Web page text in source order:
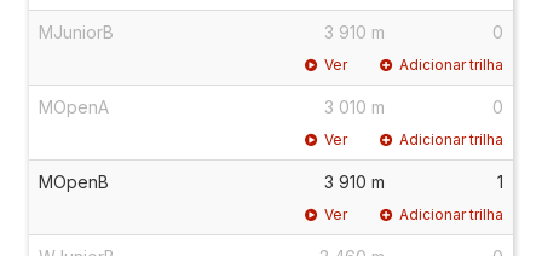
MJuniorB 3 910 m 0
Ver Adicionar trilha
MOpenA 3 010 m 0
Ver Adicionar trilha
MOpenB 3 910 m 1
Ver Adicionar trilha